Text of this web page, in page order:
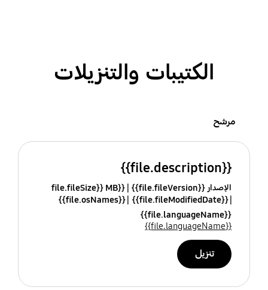
الكتيبات والتنزيلات
مرشح
{{file.description}}
الإصدار {{file.fileVersion}}
{{file.fileSize}} MB
{{file.fileModifiedDate}}
{{file.osNames}}
{{file.languageName}}
{{file.languageName}}
تنزيل